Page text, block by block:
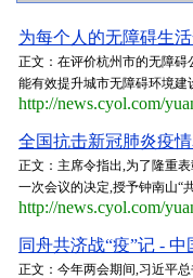
为每个人的无障碍生
正文：在评价杭州市的无障碍
能有效提升城市无障碍环境建
http://news.cyol.com/
全国抗击新冠肺炎疫
正文：主席令指出,为了隆重
一次会议的决定,授予钟南山“
http://news.cyol.com/
同舟共济战“疫”记 -
正文：今年两会期间,习近平